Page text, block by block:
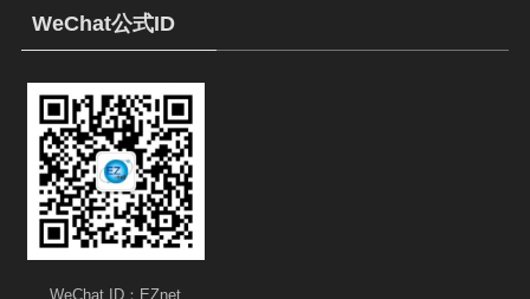
WeChat公式ID
WeChat ID：EZnet